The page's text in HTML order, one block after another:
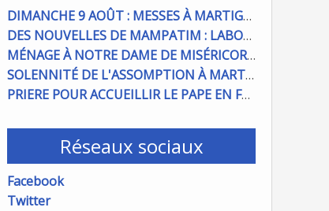
DIMANCHE 9 AOÛT : MESSES À MARTIGUES ET PORT DE BOUC
DES NOUVELLES DE MAMPATIM : LABOUR DU CHAMP PAROISSIAL
MÉNAGE À NOTRE DAME DE MISÉRICORDE : ON COMPTE SUR VOUS !
SOLENNITÉ DE L'ASSOMPTION À MARTIGUES ET PORT DE BOUC
PRIERE POUR ACCUEILLIR LE PAPE EN FRANCE
Réseaux sociaux
Facebook
Twitter